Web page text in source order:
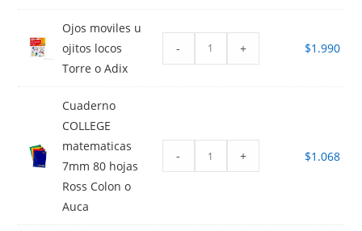
Ojos moviles u
ojitos locos
Torre o Adix
- + $1.990
Cuaderno
COLLEGE
matematicas
7mm 80 hojas
Ross Colon o
Auca
- + $1.068